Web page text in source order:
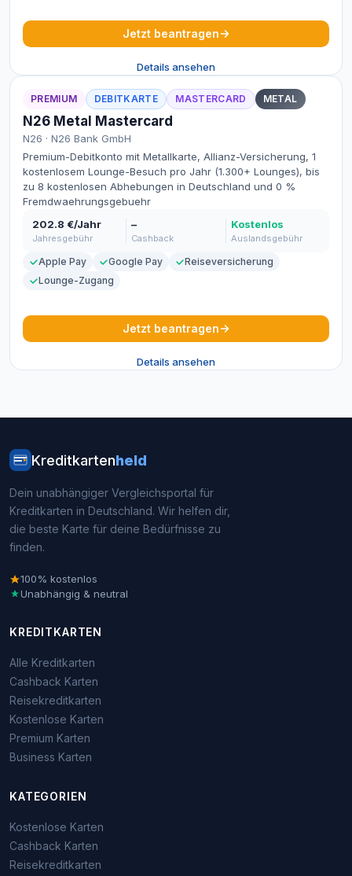
Jetzt beantragen
Details ansehen
PREMIUM DEBITKARTE MASTERCARD METAL
N26 Metal Mastercard
N26 · N26 Bank GmbH
Premium-Debitkonto mit Metallkarte, Allianz-Versicherung, 1
kostenlosem Lounge-Besuch pro Jahr (1.300+ Lounges), bis
zu 8 kostenlosen Abhebungen in Deutschland und 0 %
Fremdwaehrungsgebuehr
202.8 €/Jahr
Jahresgebühr
–
Cashback
Kostenlos
Auslandsgebühr
Apple Pay Google Pay
Reiseversicherung
Lounge-Zugang
Jetzt beantragen
Details ansehen
Kreditkartenheld
Dein unabhängiger Vergleichsportal für
Kreditkarten in Deutschland. Wir helfen dir,
die beste Karte für deine Bedürfnisse zu
finden.
100% kostenlos
Unabhängig & neutral
KREDITKARTEN
Alle Kreditkarten
Cashback Karten
Reisekreditkarten
Kostenlose Karten
Premium Karten
Business Karten
KATEGORIEN
Kostenlose Karten
Cashback Karten
Reisekreditkarten